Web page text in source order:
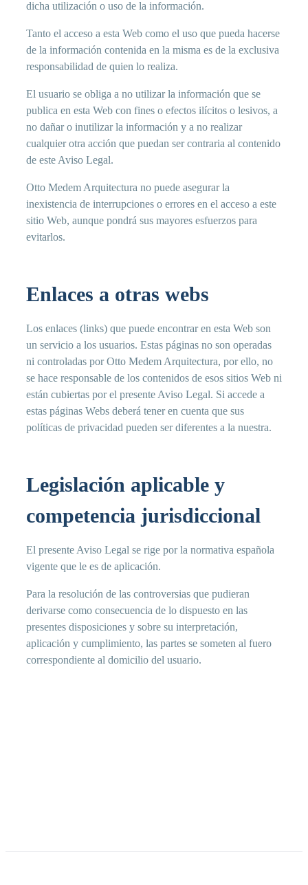
dicha utilización o uso de la información.
Tanto el acceso a esta Web como el uso que pueda hacerse
de la información contenida en la misma es de la exclusiva
responsabilidad de quien lo realiza.
El usuario se obliga a no utilizar la información que se
publica en esta Web con fines o efectos ilícitos o lesivos, a
no dañar o inutilizar la información y a no realizar
cualquier otra acción que puedan ser contraria al contenido
de este Aviso Legal.
Otto Medem Arquitectura no puede asegurar la
inexistencia de interrupciones o errores en el acceso a este
sitio Web, aunque pondrá sus mayores esfuerzos para
evitarlos.
Enlaces a otras webs
Los enlaces (links) que puede encontrar en esta Web son
un servicio a los usuarios. Estas páginas no son operadas
ni controladas por Otto Medem Arquitectura, por ello, no
se hace responsable de los contenidos de esos sitios Web ni
están cubiertas por el presente Aviso Legal. Si accede a
estas páginas Webs deberá tener en cuenta que sus
políticas de privacidad pueden ser diferentes a la nuestra.
Legislación aplicable y
competencia jurisdiccional
El presente Aviso Legal se rige por la normativa española
vigente que le es de aplicación.
Para la resolución de las controversias que pudieran
derivarse como consecuencia de lo dispuesto en las
presentes disposiciones y sobre su interpretación,
aplicación y cumplimiento, las partes se someten al fuero
correspondiente al domicilio del usuario.